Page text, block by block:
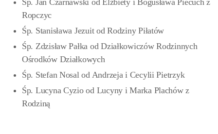
Śp. Jan Czarnawski od Elżbiety i Bogusława Piecuch z
Ropczyc
Śp. Stanisława Jezuit od Rodziny Piłatów
Śp. Zdzisław Pałka od Działkowiczów Rodzinnych
Ośrodków Działkowych
Śp. Stefan Nosal od Andrzeja i Cecylii Pietrzyk
Śp. Lucyna Cyzio od Lucyny i Marka Plachów z
Rodziną